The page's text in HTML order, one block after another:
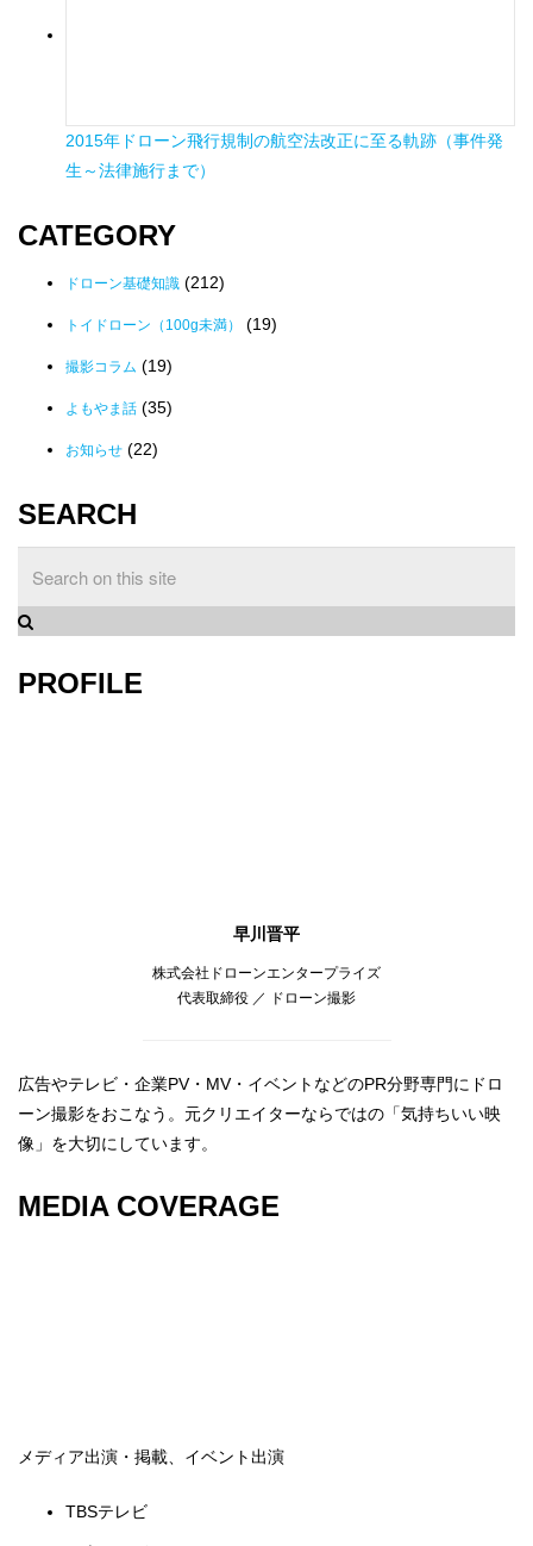
2015年ドローン飛行規制の航空法改正に至る軌跡（事件発
生～法律施行まで）
CATEGORY
ドローン基礎知識 (212)
トイドローン（100g未満） (19)
撮影コラム (19)
よもやま話 (35)
お知らせ (22)
SEARCH
PROFILE
早川晋平
株式会社ドローンエンタープライズ
代表取締役 ／ ドローン撮影
広告やテレビ・企業PV・MV・イベントなどのPR分野専門にドロ
ーン撮影をおこなう。元クリエイターならではの「気持ちいい映
像」を大切にしています。
MEDIA COVERAGE
メディア出演・掲載、イベント出演
TBSテレビ